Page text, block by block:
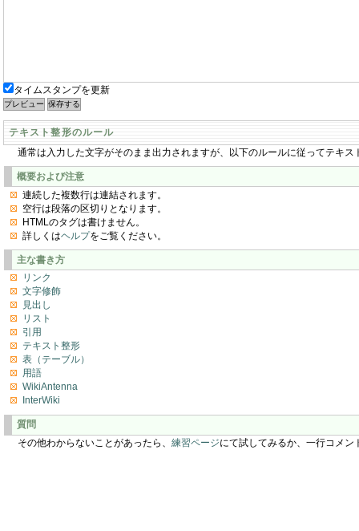
タイムスタンプを更新
テキスト整形のルール
通常は入力した文字がそのまま出力されますが、以下のルールに従ってテキス
概要および注意
連続した複数行は連結されます。
空行は段落の区切りとなります。
HTMLのタグは書けません。
詳しくはヘルプをご覧ください。
主な書き方
リンク
文字修飾
見出し
リスト
引用
テキスト整形
表（テーブル）
用語
WikiAntenna
InterWiki
質問
その他わからないことがあったら、 練習ページにて試してみるか、一行コメン